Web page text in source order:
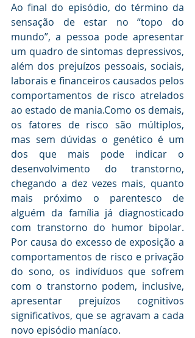
Ao final do episódio, do término da
sensação de estar no “topo do
mundo”, a pessoa pode apresentar
um quadro de sintomas depressivos,
além dos prejuízos pessoais, sociais,
laborais e financeiros causados pelos
comportamentos de risco atrelados
ao estado de mania.Como os demais,
os fatores de risco são múltiplos,
mas sem dúvidas o genético é um
dos que mais pode indicar o
desenvolvimento do transtorno,
chegando a dez vezes mais, quanto
mais próximo o parentesco de
alguém da família já diagnosticado
com transtorno do humor bipolar.
Por causa do excesso de exposição a
comportamentos de risco e privação
do sono, os indivíduos que sofrem
com o transtorno podem, inclusive,
apresentar prejuízos cognitivos
significativos, que se agravam a cada
novo episódio maníaco.